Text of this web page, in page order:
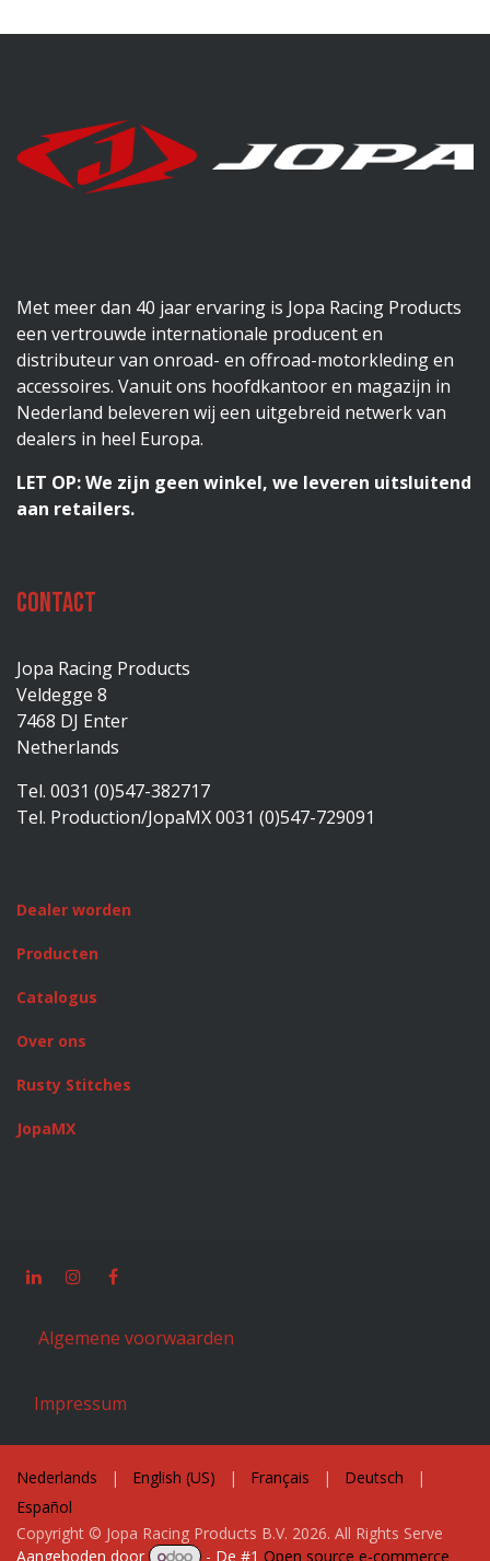
Met meer dan 40 jaar ervaring is Jopa Racing Products
een vertrouwde internationale producent en
distributeur van onroad- en offroad-motorkleding en
accessoires. Vanuit ons hoofdkantoor en magazijn in
Nederland beleveren wij een uitgebreid netwerk van
dealers in heel Europa.
LET OP: We zijn geen winkel, we leveren uitsluitend
aan retailers.
Contact
Jopa Racing Products
Veldegge 8
7468 DJ Enter
Netherlands
Tel. 0031 (0)547-382717
Tel. Production/JopaMX 0031 (0)547-729091
Dealer worden
Producten
Catalogus
Over ons
Rusty Stitches
JopaMX
Algemene voorwaarden
Impressum
Copyright © Jopa Racing Products B.V. 2026. All Rights Serve
Nederlands | English (US) | Français | Deutsch
|
Español
Aangeboden door - De #1Open source e-commerce